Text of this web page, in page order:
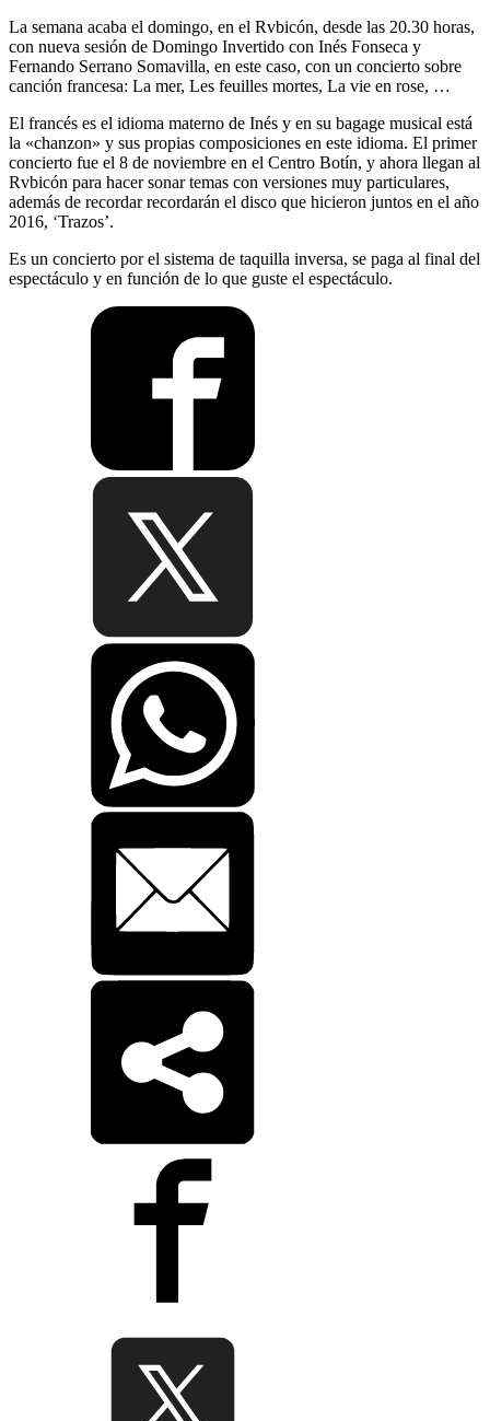
La semana acaba el domingo, en el Rvbicón, desde las 20.30 horas,
con nueva sesión de Domingo Invertido con Inés Fonseca y
Fernando Serrano Somavilla, en este caso, con un concierto sobre
canción francesa: La mer, Les feuilles mortes, La vie en rose, …
El francés es el idioma materno de Inés y en su bagage musical está
la «chanzon» y sus propias composiciones en este idioma. El primer
concierto fue el 8 de noviembre en el Centro Botín, y ahora llegan al
Rvbicón para hacer sonar temas con versiones muy particulares,
además de recordar recordarán el disco que hicieron juntos en el año
2016, ‘Trazos’.
Es un concierto por el sistema de taquilla inversa, se paga al final del
espectáculo y en función de lo que guste el espectáculo.